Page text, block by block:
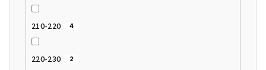
210-220 4
220-230 2